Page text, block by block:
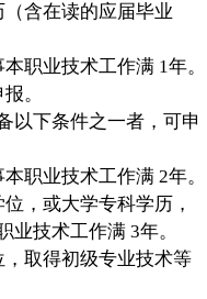
含在读的应届毕业
职业技术工作满 1年。
。
下条件之一者，可申
职业技术工作满 2年。
，或大学专科学历，
技术工作满 3年。
，取得初级专业技术等